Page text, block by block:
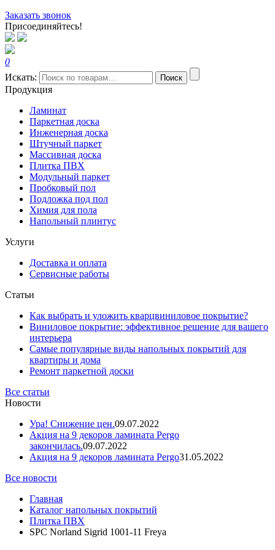
Заказать звонок
Присоединяйтесь!
0
Искать:
Поиск
Продукция
Ламинат
Паркетная доска
Инженерная доска
Штучный паркет
Массивная доска
Плитка ПВХ
Модульный паркет
Пробковый пол
Подложка под пол
Химия для пола
Напольный плинтус
Услуги
Доставка и оплата
Сервисные работы
Статьи
Как выбрать и уложить кварцвиниловое покрытие?
Виниловое покрытие: эффективное решение для вашего
интерьера
Самые популярные виды напольных покрытий для
квартиры и дома
Ремонт паркетной доски
Все статьи
Новости
Ура! Снижение цен.09.07.2022
Акция на 9 декоров ламината Pergo
закончилась.09.07.2022
Акция на 9 декоров ламината Pergo31.05.2022
Все новости
Главная
Каталог напольных покрытий
Плитка ПВХ
SPC Norland Sigrid 1001-11 Freya